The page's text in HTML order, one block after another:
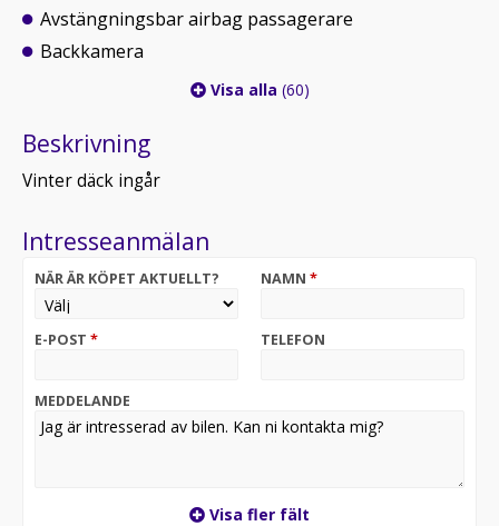
Avstängningsbar airbag passagerare
Backkamera
Visa alla (60)
Beskrivning
Vinter däck ingår
Intresseanmälan
NÄR ÄR KÖPET AKTUELLT? NAMN *
E-POST * TELEFON
MEDDELANDE
Visa fler fält